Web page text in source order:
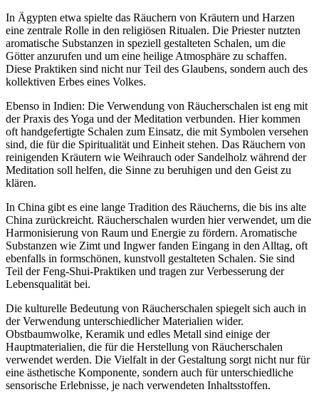
In Ägypten etwa spielte das Räuchern von Kräutern und Harzen
eine zentrale Rolle in den religiösen Ritualen. Die Priester nutzten
aromatische Substanzen in speziell gestalteten Schalen, um die
Götter anzurufen und um eine heilige Atmosphäre zu schaffen.
Diese Praktiken sind nicht nur Teil des Glaubens, sondern auch des
kollektiven Erbes eines Volkes.
Ebenso in Indien: Die Verwendung von Räucherschalen ist eng mit
der Praxis des Yoga und der Meditation verbunden. Hier kommen
oft handgefertigte Schalen zum Einsatz, die mit Symbolen versehen
sind, die für die Spiritualität und Einheit stehen. Das Räuchern von
reinigenden Kräutern wie Weihrauch oder Sandelholz während der
Meditation soll helfen, die Sinne zu beruhigen und den Geist zu
klären.
In China gibt es eine lange Tradition des Räucherns, die bis ins alte
China zurückreicht. Räucherschalen wurden hier verwendet, um die
Harmonisierung von Raum und Energie zu fördern. Aromatische
Substanzen wie Zimt und Ingwer fanden Eingang in den Alltag, oft
ebenfalls in formschönen, kunstvoll gestalteten Schalen. Sie sind
Teil der Feng-Shui-Praktiken und tragen zur Verbesserung der
Lebensqualität bei.
Die kulturelle Bedeutung von Räucherschalen spiegelt sich auch in
der Verwendung unterschiedlicher Materialien wider.
Obstbaumwolke, Keramik und edles Metall sind einige der
Hauptmaterialien, die für die Herstellung von Räucherschalen
verwendet werden. Die Vielfalt in der Gestaltung sorgt nicht nur für
eine ästhetische Komponente, sondern auch für unterschiedliche
sensorische Erlebnisse, je nach verwendeten Inhaltsstoffen.